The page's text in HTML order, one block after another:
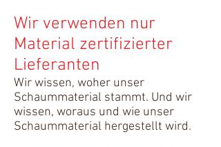
Wir verwenden nur
Material zertifizierter
Lieferanten
Wir wissen, woher unser
Schaummaterial stammt. Und wir
wissen, woraus und wie unser
Schaummaterial hergestellt wird.